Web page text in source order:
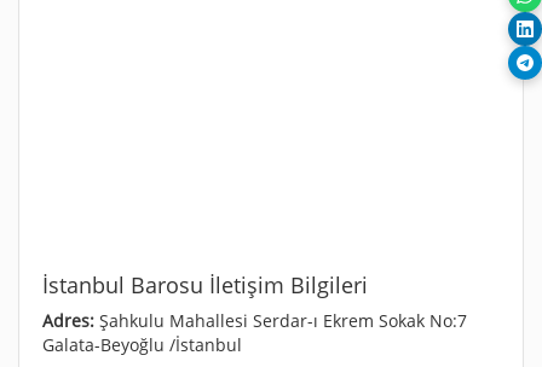
İstanbul Barosu İletişim Bilgileri
Adres: Şahkulu Mahallesi Serdar-ı Ekrem Sokak No:7
Galata-Beyoğlu /İstanbul